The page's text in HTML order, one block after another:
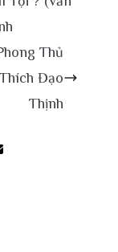
Thủ
Đạo
Thịnh